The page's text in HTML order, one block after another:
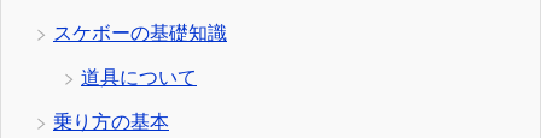
スケボーの基礎知識
道具について
乗り方の基本